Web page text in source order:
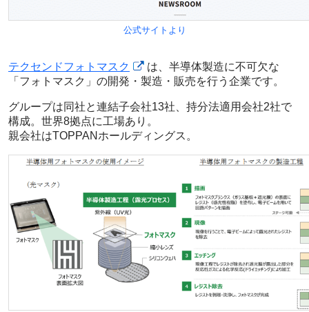
公式サイトより
テクセンドフォトマスク
は、半導体製造に不可欠な
「フォトマスク」の開発・製造・販売を行う企業です。
グループは同社と連結子会社13社、持分法適用会社2社で
構成。世界8拠点に工場あり。
親会社はTOPPANホールディングス。